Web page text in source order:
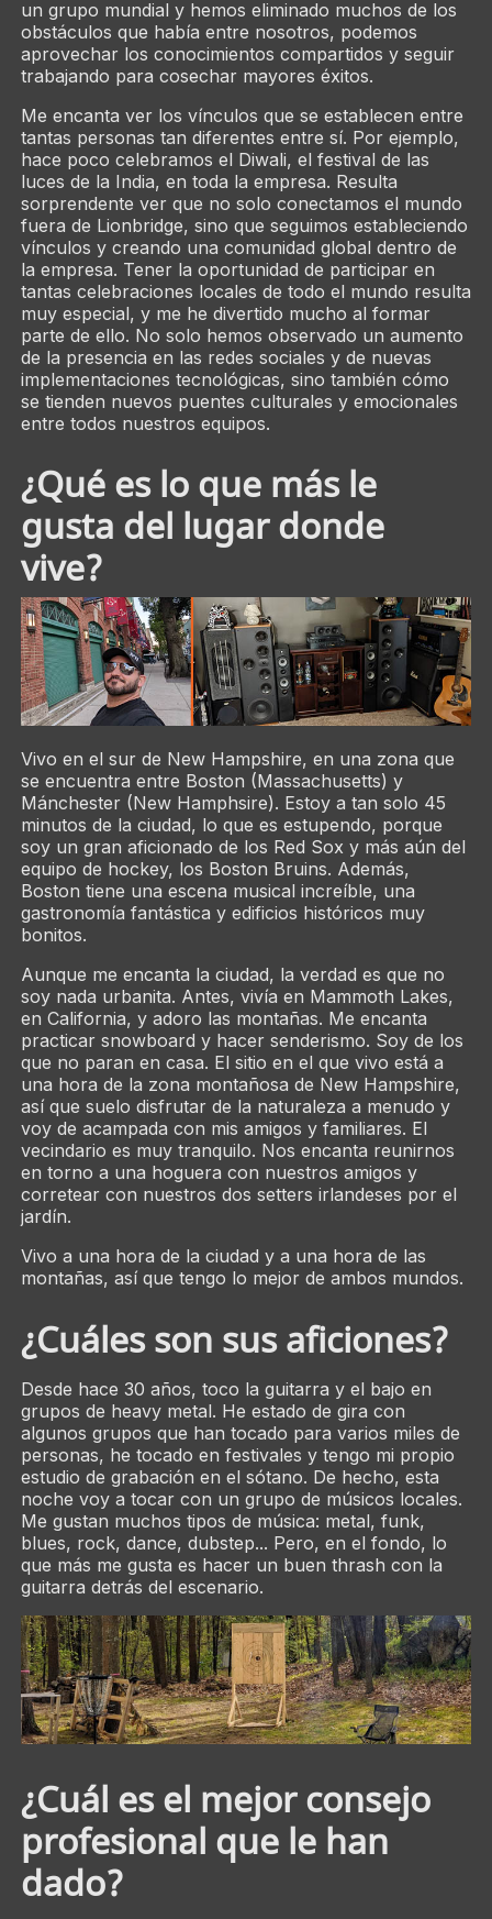
un grupo mundial y hemos eliminado muchos de los
obstáculos que había entre nosotros, podemos
aprovechar los conocimientos compartidos y seguir
trabajando para cosechar mayores éxitos.
Me encanta ver los vínculos que se establecen entre
tantas personas tan diferentes entre sí. Por ejemplo,
hace poco celebramos el Diwali, el festival de las
luces de la India, en toda la empresa. Resulta
sorprendente ver que no solo conectamos el mundo
fuera de Lionbridge, sino que seguimos estableciendo
vínculos y creando una comunidad global dentro de
la empresa. Tener la oportunidad de participar en
tantas celebraciones locales de todo el mundo resulta
muy especial, y me he divertido mucho al formar
parte de ello. No solo hemos observado un aumento
de la presencia en las redes sociales y de nuevas
implementaciones tecnológicas, sino también cómo
se tienden nuevos puentes culturales y emocionales
entre todos nuestros equipos.
¿Qué es lo que más le
gusta del lugar donde
vive?
Vivo en el sur de New Hampshire, en una zona que
se encuentra entre Boston (Massachusetts) y
Mánchester (New Hamphsire). Estoy a tan solo 45
minutos de la ciudad, lo que es estupendo, porque
soy un gran aficionado de los Red Sox y más aún del
equipo de hockey, los Boston Bruins. Además,
Boston tiene una escena musical increíble, una
gastronomía fantástica y edificios históricos muy
bonitos.
Aunque me encanta la ciudad, la verdad es que no
soy nada urbanita. Antes, vivía en Mammoth Lakes,
en California, y adoro las montañas. Me encanta
practicar snowboard y hacer senderismo. Soy de los
que no paran en casa. El sitio en el que vivo está a
una hora de la zona montañosa de New Hampshire,
así que suelo disfrutar de la naturaleza a menudo y
voy de acampada con mis amigos y familiares. El
vecindario es muy tranquilo. Nos encanta reunirnos
en torno a una hoguera con nuestros amigos y
corretear con nuestros dos setters irlandeses por el
jardín.
Vivo a una hora de la ciudad y a una hora de las
montañas, así que tengo lo mejor de ambos mundos.
¿Cuáles son sus aficiones?
Desde hace 30 años, toco la guitarra y el bajo en
grupos de heavy metal. He estado de gira con
algunos grupos que han tocado para varios miles de
personas, he tocado en festivales y tengo mi propio
estudio de grabación en el sótano. De hecho, esta
noche voy a tocar con un grupo de músicos locales.
Me gustan muchos tipos de música: metal, funk,
blues, rock, dance, dubstep... Pero, en el fondo, lo
que más me gusta es hacer un buen thrash con la
guitarra detrás del escenario.
¿Cuál es el mejor consejo
profesional que le han
dado?